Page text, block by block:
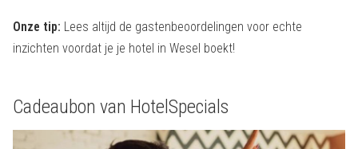
Onze tip: Lees altijd de gastenbeoordelingen voor echte
inzichten voordat je je hotel in Wesel boekt!
Cadeaubon van HotelSpecials